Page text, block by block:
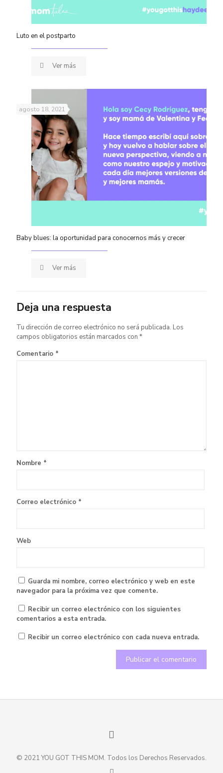
Luto en el postparto
Ver más
agosto 18, 2021
Baby blues: la oportunidad para conocernos más y crecer
Ver más
Deja una respuesta
Tu dirección de correo electrónico no será publicada. Los
campos obligatorios están marcados con *
Comentario *
Nombre *
Correo electrónico *
Web
Guarda mi nombre, correo electrónico y web en este
navegador para la próxima vez que comente.
Recibir un correo electrónico con los siguientes
comentarios a esta entrada.
Recibir un correo electrónico con cada nueva entrada.
© 2021 YOU GOT THIS MOM. Todos los Derechos Reservados.